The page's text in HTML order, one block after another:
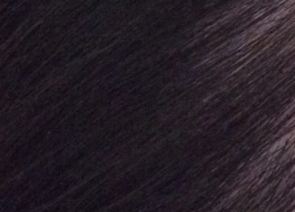
公式LINEで予約
LINE
LINEでの相談もお気軽にどうぞ